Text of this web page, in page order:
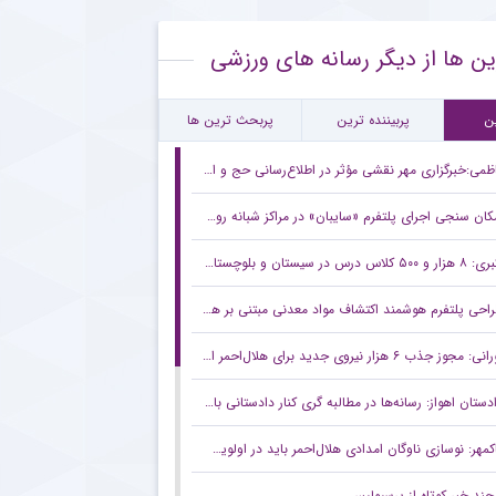
محبوب نساجی و گزینه مدنظر باشگاه پرسپولیس
تیم ملی بسکتبال ایران و قطعی کردن قرارداد با استقلال
ها از دیگر رسانه های ورزشی
پربیننده ترین پربحث ترین ها
مهر نقشی مؤثر در اطلاع‌رسانی حج و اربعین داشته است
سنجی اجرای پلتفرم «سایبان» در مراکز شبانه روزی سالمندان
درس در سیستان و بلوچستان ساخته می‌شود
پلتفرم هوشمند اکتشاف مواد معدنی مبتنی بر هوش مصنوعی
مجوز جذب ۶ هزار نیروی جدید برای هلال‌احمر اخذ شد
اهواز: رسانه‌ها در مطالبه گری کنار دادستانی بایستند
نوسازی ناوگان امدادی هلال‌احمر باید در اولویت باشد